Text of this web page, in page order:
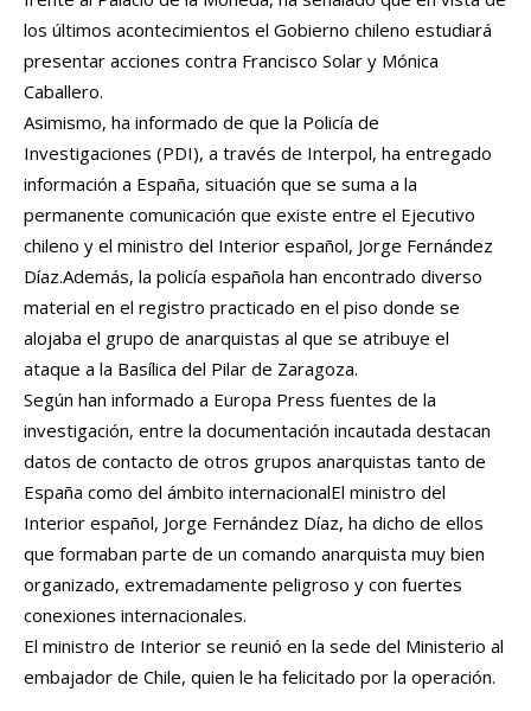
los últimos acontecimientos el Gobierno chileno estudiará
presentar acciones contra Francisco Solar y Mónica
Caballero.
Asimismo, ha informado de que la Policía de
Investigaciones (PDI), a través de Interpol, ha entregado
información a España, situación que se suma a la
permanente comunicación que existe entre el Ejecutivo
chileno y el ministro del Interior español, Jorge Fernández
Díaz.Además, la policía española han encontrado diverso
material en el registro practicado en el piso donde se
alojaba el grupo de anarquistas al que se atribuye el
ataque a la Basílica del Pilar de Zaragoza.
Según han informado a Europa Press fuentes de la
investigación, entre la documentación incautada destacan
datos de contacto de otros grupos anarquistas tanto de
España como del ámbito internacionalEl ministro del
Interior español, Jorge Fernández Díaz, ha dicho de ellos
que formaban parte de un comando anarquista muy bien
organizado, extremadamente peligroso y con fuertes
conexiones internacionales.
El ministro de Interior se reunió en la sede del Ministerio al
embajador de Chile, quien le ha felicitado por la operación.